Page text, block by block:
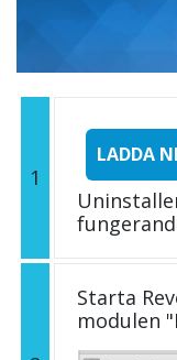
1
LADDA
Starta
modulen